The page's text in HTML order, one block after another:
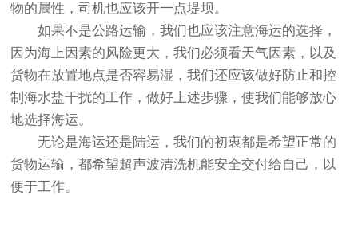
物的属性，司机也应该开一点堤坝。
如果不是公路运输，我们也应该注意海运的选择，
因为海上因素的风险更大，我们必须看天气因素，以及
货物在放置地点是否容易湿，我们还应该做好防止和控
制海水盐干扰的工作，做好上述步骤，使我们能够放心
地选择海运。
无论是海运还是陆运，我们的初衷都是希望正常的
货物运输，都希望超声波清洗机能安全交付给自己，以
便于工作。